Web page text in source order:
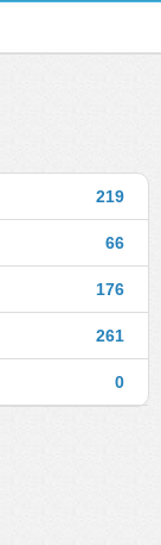
219
66
176
261
0